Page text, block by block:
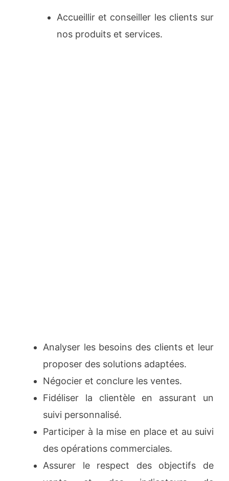
Accueillir et conseiller les clients sur
nos produits et services.
Analyser les besoins des clients et leur
proposer des solutions adaptées.
Négocier et conclure les ventes.
Fidéliser la clientèle en assurant un
suivi personnalisé.
Participer à la mise en place et au suivi
des opérations commerciales.
Assurer le respect des objectifs de